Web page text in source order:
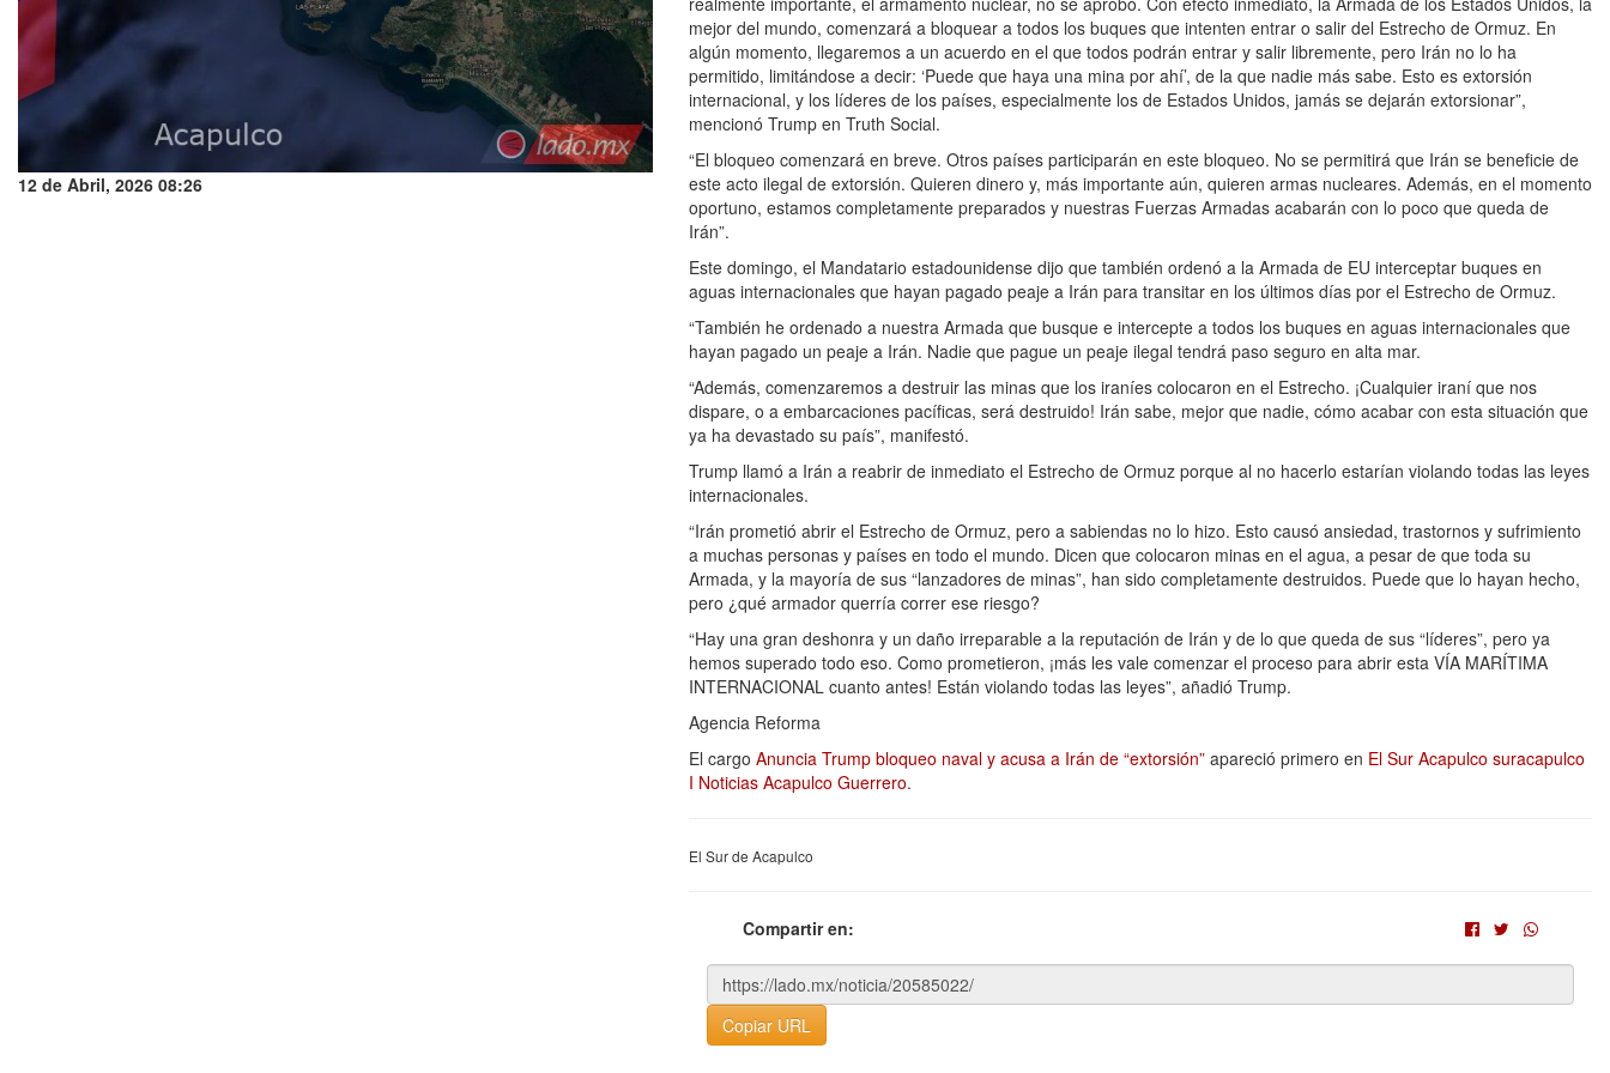
12 de Abril, 2026 08:26
mejor del mundo, comenzará a bloquear a todos los buques que intenten entrar o salir del Estrecho de Ormuz. En
algún momento, llegaremos a un acuerdo en el que todos podrán entrar y salir libremente, pero Irán no lo ha
permitido, limitándose a decir: ‘Puede que haya una mina por ahí’, de la que nadie más sabe. Esto es extorsión
internacional, y los líderes de los países, especialmente los de Estados Unidos, jamás se dejarán extorsionar”,
mencionó Trump en Truth Social.
“El bloqueo comenzará en breve. Otros países participarán en este bloqueo. No se permitirá que Irán se beneficie de
este acto ilegal de extorsión. Quieren dinero y, más importante aún, quieren armas nucleares. Además, en el momento
oportuno, estamos completamente preparados y nuestras Fuerzas Armadas acabarán con lo poco que queda de
Irán”.
Este domingo, el Mandatario estadounidense dijo que también ordenó a la Armada de EU interceptar buques en
aguas internacionales que hayan pagado peaje a Irán para transitar en los últimos días por el Estrecho de Ormuz.
“También he ordenado a nuestra Armada que busque e intercepte a todos los buques en aguas internacionales que
hayan pagado un peaje a Irán. Nadie que pague un peaje ilegal tendrá paso seguro en alta mar.
“Además, comenzaremos a destruir las minas que los iraníes colocaron en el Estrecho. ¡Cualquier iraní que nos
dispare, o a embarcaciones pacíficas, será destruido! Irán sabe, mejor que nadie, cómo acabar con esta situación que
ya ha devastado su país”, manifestó.
Trump llamó a Irán a reabrir de inmediato el Estrecho de Ormuz porque al no hacerlo estarían violando todas las leyes
internacionales.
“Irán prometió abrir el Estrecho de Ormuz, pero a sabiendas no lo hizo. Esto causó ansiedad, trastornos y sufrimiento
a muchas personas y países en todo el mundo. Dicen que colocaron minas en el agua, a pesar de que toda su
Armada, y la mayoría de sus “lanzadores de minas”, han sido completamente destruidos. Puede que lo hayan hecho,
pero ¿qué armador querría correr ese riesgo?
“Hay una gran deshonra y un daño irreparable a la reputación de Irán y de lo que queda de sus “líderes”, pero ya
hemos superado todo eso. Como prometieron, ¡más les vale comenzar el proceso para abrir esta VÍA MARÍTIMA
INTERNACIONAL cuanto antes! Están violando todas las leyes”, añadió Trump.
Agencia Reforma
El cargo Anuncia Trump bloqueo naval y acusa a Irán de “extorsión” apareció primero en El Sur Acapulco suracapulco
I Noticias Acapulco Guerrero.
El Sur de Acapulco
Compartir en:
Copiar URL